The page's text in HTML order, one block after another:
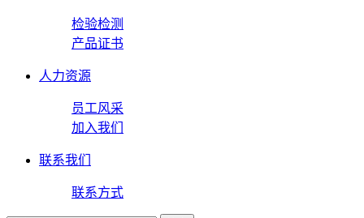
检验检测
产品证书
人力资源
员工风采
加入我们
联系我们
联系方式